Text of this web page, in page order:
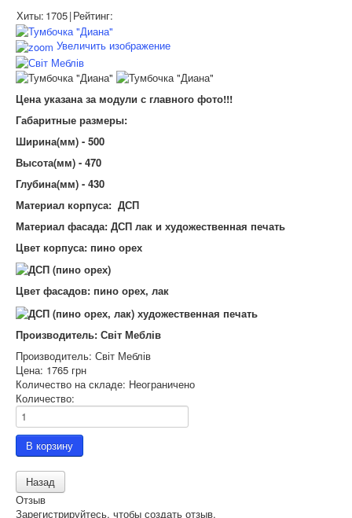
Хиты: 1705|Рейтинг:
Увеличить изображение
Цена указана за модули с главного фото!!!
Габаритные размеры:
Ширина(мм) - 500
Высота(мм) - 470
Глубина(мм) - 430
Материал корпуса: ДСП
Материал фасада: ДСП лак и художественная печать
Цвет корпуса: пино орех
Цвет фасадов: пино орех, лак
Производитель: Світ Меблів
Производитель: Світ Меблів
Цена: 1765 грн
Количество на складе: Неограничено
Количество:
Отзыв
Зарегистрируйтесь, чтобы создать отзыв.